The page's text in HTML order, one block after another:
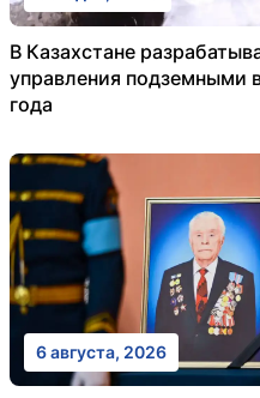
В Казахстане
управления подземными
года
6 августа, 2026